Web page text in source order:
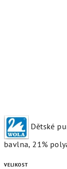
Dětské
bavlna, 21%
VELIKOST